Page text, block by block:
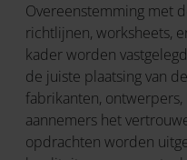
Overeenstemming met
richtlijnen, worksheets,
kader worden
de juiste plaatsing van
fabrikanten, ontwerpers,
aannemers het
opdrachten worden